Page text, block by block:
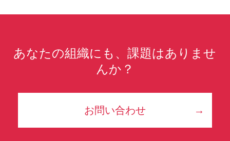
あなたの組織にも、課題はありませ
んか？
お問い合わせ